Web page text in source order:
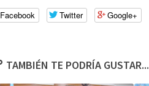
Facebook Twitter Google+
TAMBIÉN TE PODRÍA GUSTAR...